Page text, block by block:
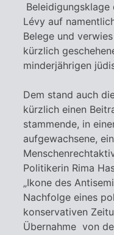
Lévy auf
Belege und
kürzlich
minderjährigen
Dem stand auch
kürzlich einen
stammende, in
aufgewachsene,
Politikerin Rima
„Ikone des
Nachfolge eines
konservativen
Übernahme von